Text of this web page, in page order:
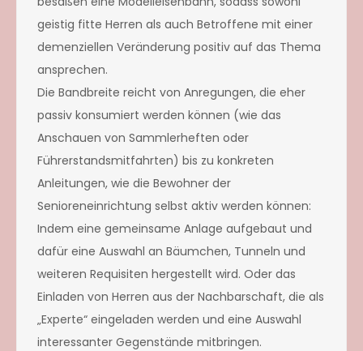
geistig fitte Herren als auch Betroffene mit einer
demenziellen Veränderung positiv auf das Thema
ansprechen.
Die Bandbreite reicht von Anregungen, die eher
passiv konsumiert werden können (wie das
Anschauen von Sammlerheften oder
Führerstandsmitfahrten) bis zu konkreten
Anleitungen, wie die Bewohner der
Senioreneinrichtung selbst aktiv werden können:
Indem eine gemeinsame Anlage aufgebaut und
dafür eine Auswahl an Bäumchen, Tunneln und
weiteren Requisiten hergestellt wird. Oder das
Einladen von Herren aus der Nachbarschaft, die als
„Experte“ eingeladen werden und eine Auswahl
interessanter Gegenstände mitbringen.